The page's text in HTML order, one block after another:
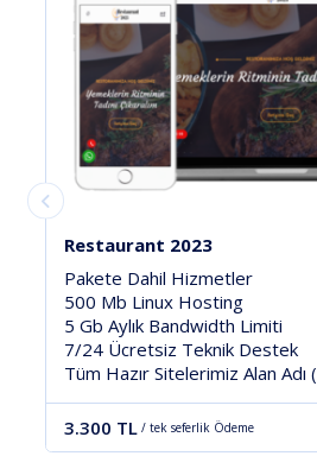
Emlak Ofisi v2
Pakete Dahil Hizmetler
20 Gb Linux Hosting
50 Gb Aylık Bandwidth Limiti
SSL Güvenlik Sertifikası
30 Gün Ücretsiz Teknik Destek
6.800 TL / tek seferlik Ödeme